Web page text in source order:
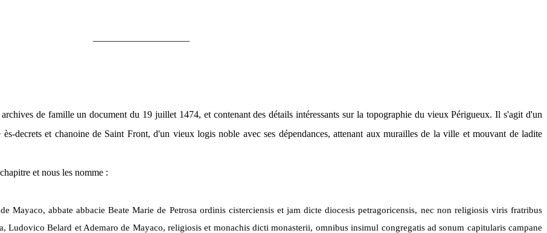
archives de famille un document du 19 juillet 1474, et contenant des détails intéressants sur la topographie du vieux Périgueux. Il s'agit d'un
decrets et chanoine de Saint Front, d'un vieux logis noble avec ses dépendances, attenant aux murailles de la ville et mouvant de ladite
et nous les nomme :
Mayaco, abbate abbacie Beate Marie de Petrosa ordinis cisterciensis et jam dicte diocesis petragoricensis, nec non religiosis viris fratribus
Ludovico Belard et Ademaro de Mayaco, religiosis et monachis dicti monasterii, omnibusinsimul congregatis ad sonum capitularis campane